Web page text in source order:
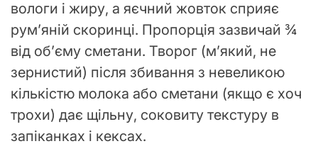
вологи і жиру, а яєчний жовток сприяє
рум’яній скоринці. Пропорція зазвичай ¾
від об’єму сметани. Творог (м’який, не
зернистий) після збивання з невеликою
кількістю молока або сметани (якщо є хоч
трохи) дає щільну, соковиту текстуру в
запіканках і кексах.